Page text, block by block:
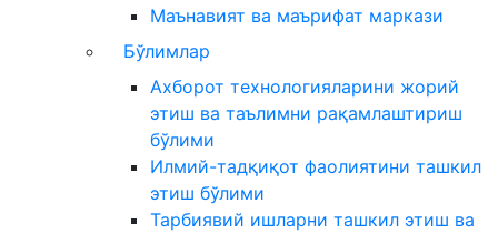
Маънавият ва маърифат маркази
Бўлимлар
Ахборот технологияларини жорий
этиш ва таълимни рақамлаштириш
бўлими
Илмий-тадқиқот фаолиятини ташкил
этиш бўлими
Тарбиявий ишларни ташкил этиш ва